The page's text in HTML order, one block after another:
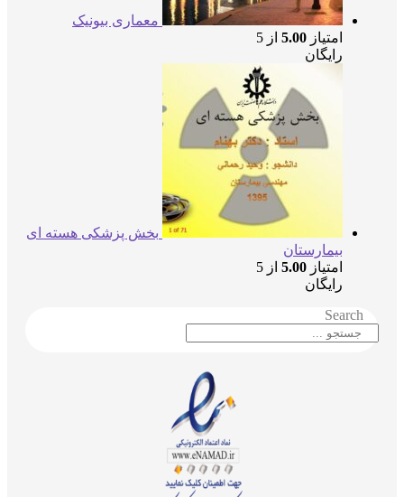
معماری بیونیک
امتیاز5.00 از 5
رایگان
بخش پزشکی هسته ای
بیمارستان
امتیاز5.00 از 5
رایگان
Search